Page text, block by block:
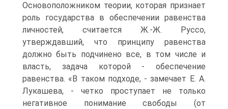
Основоположником теории, которая признает
роль государства в обеспечении равенства
личностей, считается Ж.-Ж. Руссо,
утверждавший, что принципу равенства
должно быть подчинено все, в том числе и
власть, задача которой - обеспечение
равенства. «В таком подходе, - замечает Е. А.
Лукашева, - четко проступает не только
негативное понимание свободы (от